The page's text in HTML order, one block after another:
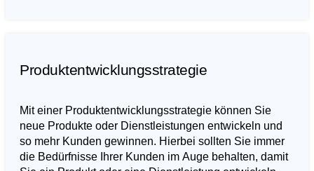
Produktentwicklungsstrategie
Mit einer Produktentwicklungsstrategie können Sie
neue Produkte oder Dienstleistungen entwickeln und
so mehr Kunden gewinnen. Hierbei sollten Sie immer
die Bedürfnisse Ihrer Kunden im Auge behalten, damit